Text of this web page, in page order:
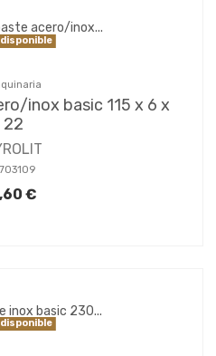
disponible
inox basic 115 x 6 x
22
€
disponible